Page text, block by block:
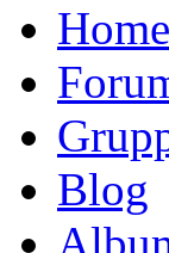
Home
Blog